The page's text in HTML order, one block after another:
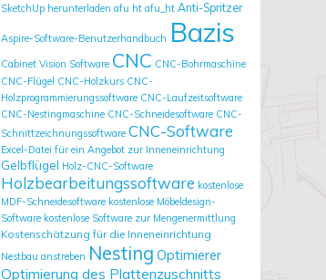
SketchUp herunterladen afu ht afu_ht Anti-Spritzer
Aspire-Software-Benutzerhandbuch Bazis
Cabinet Vision Software CNC CNC-Bohrmaschine
CNC-Flügel CNC-Holzkurs CNC-
Holzprogrammierungssoftware CNC-Laufzeitsoftware
CNC-Nestingmaschine CNC-Schneidesoftware CNC-
Schnittzeichnungssoftware CNC-Software
Excel-Datei für ein Angebot zur Inneneinrichtung
Gelbflügel Holz-CNC-Software
Holzbearbeitungssoftware kostenlose
MDF-Schneidesoftware kostenlose Möbeldesign-
Software kostenlose Software zur Mengenermittlung
Kostenschätzung für die Inneneinrichtung
Nestbau anstreben Nesting Optimierer
Optimierung des Plattenzuschnitts